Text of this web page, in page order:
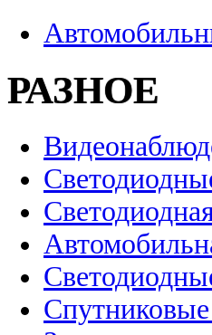
РАЗНОЕ